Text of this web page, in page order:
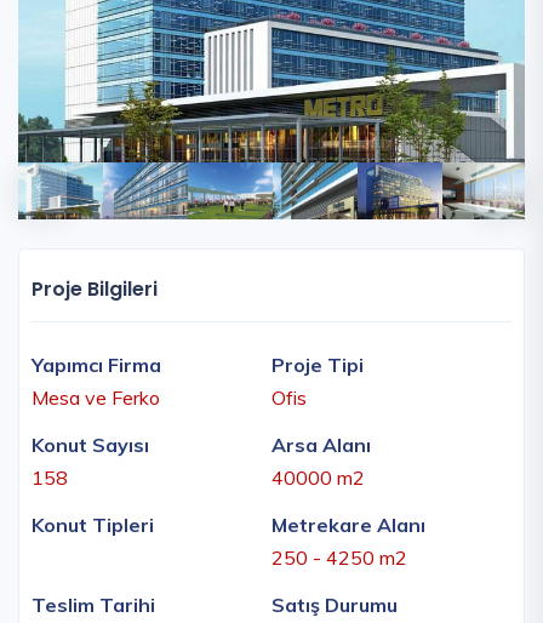
Proje Bilgileri
Yapımcı Firma
Mesa ve Ferko
Proje Tipi
Ofis
Konut Sayısı
158
Arsa Alanı
40000 m2
Konut Tipleri
Metrekare Alanı
250 - 4250 m2
Teslim Tarihi
Satış Durumu